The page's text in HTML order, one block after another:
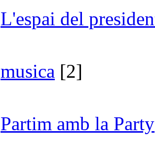
L'espai del
musica [2]
Partim amb la Party